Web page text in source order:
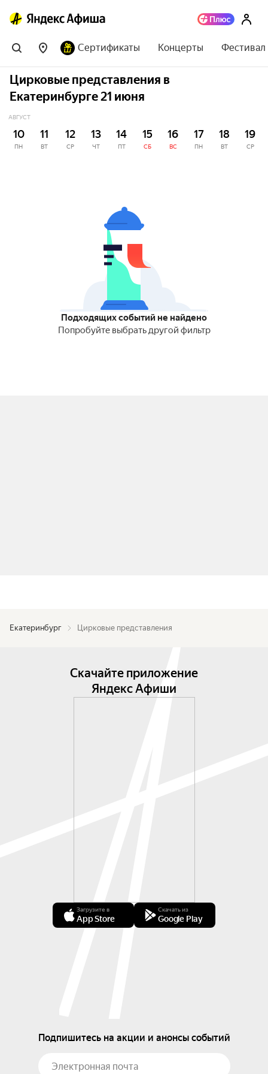
Сертификаты Концерты
Цирковые представления в
Екатеринбурге 21 июня
АВГУСТ
10
ПН
11
ВТ
12
СР
13
ЧТ
14
ПТ
15
СБ
16
ВС
17
ПН
18
ВТ
19
СР
Подходящих событий не найдено
Попробуйте выбрать другой фильтр
Екатеринбург Цирковые представления
Скачайте приложение
Яндекс Афиши
Загрузите в
App Store
Скачать из
Google Play
Подпишитесь на акции и анонсы событий